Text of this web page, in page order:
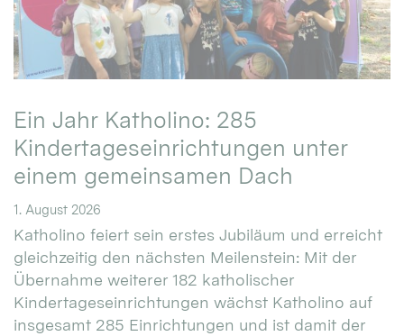
Ein Jahr Katholino: 285
Kindertageseinrichtungen unter
einem gemeinsamen Dach
1. August 2026
Katholino feiert sein erstes Jubiläum und erreicht
gleichzeitig den nächsten Meilenstein: Mit der
Übernahme weiterer 182 katholischer
Kindertageseinrichtungen wächst Katholino auf
insgesamt 285 Einrichtungen und ist damit der